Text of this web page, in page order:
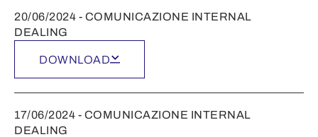
20/06/2024 - COMUNICAZIONE INTERNAL
DEALING
DOWNLOAD
17/06/2024 - COMUNICAZIONE INTERNAL
DEALING